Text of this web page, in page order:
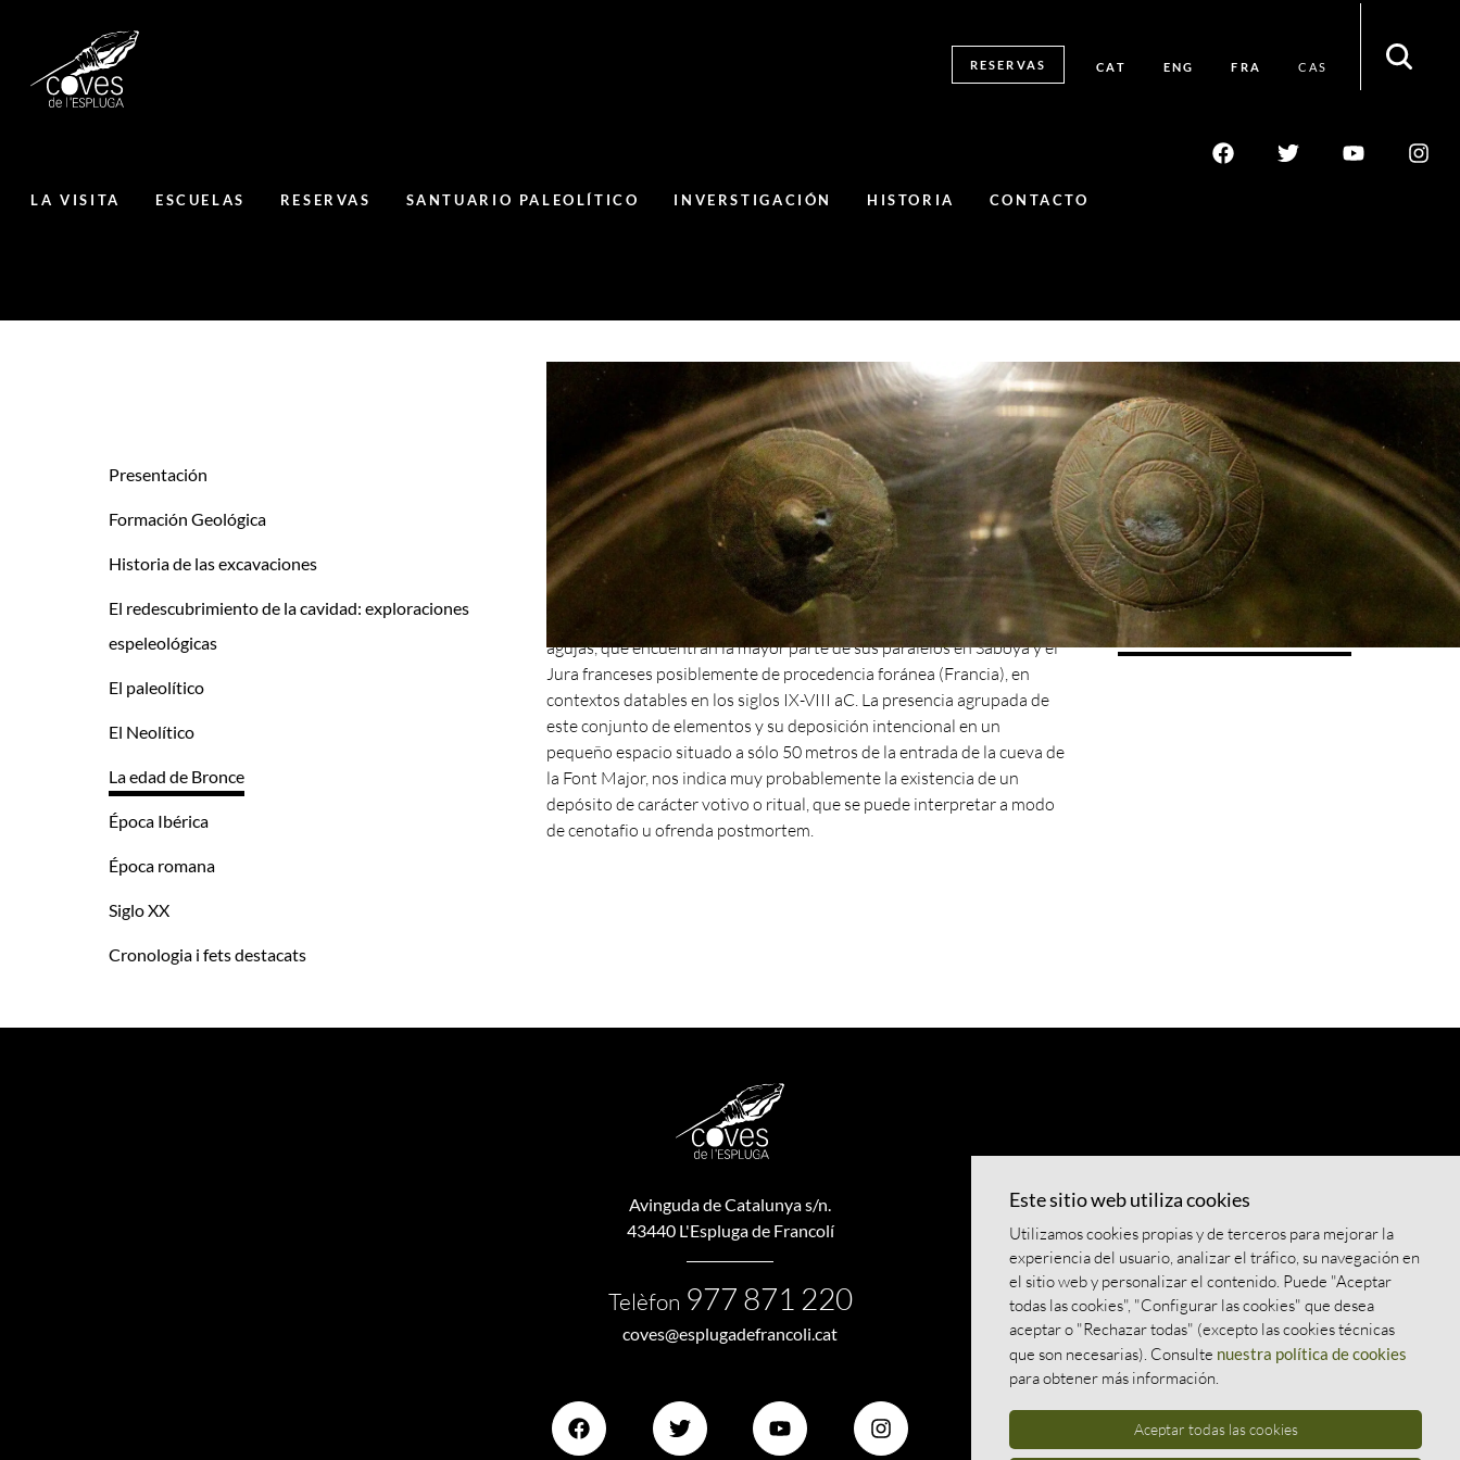
RESERVAS CAT ENG FRA CAS
LA VISITA ESCUELAS RESERVAS SANTUARIO PALEOLÍTICO INVERSTIGACIÓN HISTORIA CONTACTO
Presentación
Formación Geológica
Historia de las excavaciones
El redescubrimiento de la cavidad: exploraciones
espeleológicas
El paleolítico
El Neolítico
La edad de Bronce
Época Ibérica
Época romana
Siglo XX
Cronologia i fets destacats
Un depósito de objetos de bronce
En 1957, apenas abierta la entrada de la Cueva de la Font Major, se
documentó un conjunto de objetos de bronce formado por un total de
seis piezas: un puñal, un hacha de bordillos, una espada de pequeñas
dimensiones, fragmentos de hojas de arma y dos agujas de cabeza
plana finamente trabajadas. Cabe destacar la singularidad de las
agujas, que encuentran la mayor parte de sus paralelos en Saboya y el
Jura franceses posiblemente de procedencia foránea (Francia), en
contextos datables en los siglos IX-VIII aC. La presencia agrupada de
este conjunto de elementos y su deposición intencional en un
pequeño espacio situado a sólo 50 metros de la entrada de la cueva de
la Font Major, nos indica muy probablemente la existencia de un
depósito de carácter votivo o ritual, que se puede interpretar a modo
de cenotafio u ofrenda postmortem.
Objetos de bronce
formado por un total
de seis piezas.
Avinguda de Catalunya s/n.
43440 L'Espluga de Francolí
Telèfon 977 871 220
coves@esplugadefrancoli.cat
Este sitio web utiliza cookies
Utilizamos cookies propias y de terceros para mejorar la
experiencia del usuario, analizar el tráfico, su navegación en
el sitio web y personalizar el contenido. Puede "Aceptar
todas las cookies", "Configurar las cookies" que desea
aceptar o "Rechazar todas" (excepto las cookies técnicas
que son necesarias). Consulte nuestra política de cookies
para obtener más información.
Aceptar todas las cookies